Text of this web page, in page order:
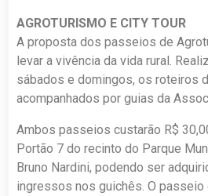
AGROTURISMO E CITY TOUR
A proposta dos passeios de
levar a vivência da vida rural.
sábados e domingos, os roteiros
acompanhados por guias da
Ambos passeios custarão R$
Portão 7 do recinto do Parque
Bruno Nardini, podendo ser
ingressos nos guichês. O